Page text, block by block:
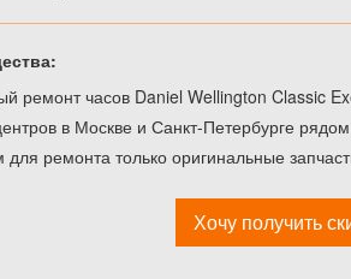
ремонт часов Daniel Wellington Classic
в Москве и Санкт-Петербурге
для ремонта только оригинальные
Хочу получить